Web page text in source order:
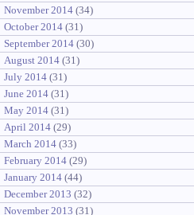
November 2014(34)
October 2014(31)
September 2014(30)
August 2014(31)
July 2014(31)
June 2014(31)
May 2014(31)
April 2014(29)
March 2014(33)
February 2014(29)
January 2014(44)
December 2013 (32)
November 2013 (31)